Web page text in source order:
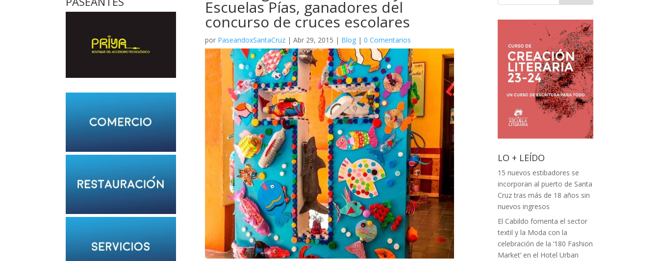
Escuelas Pías, ganadores del
concurso de cruces escolares
por PaseandoxSantaCruz| Abr 29, 2015 | Blog| 0 Comentarios
LO + LEÍDO
15 nuevos estibadores se
incorporan al puerto de Santa
Cruz tras más de 18 años sin
nuevos ingresos
El Cabildo fomenta el sector
textil y la Moda con la
celebración de la ‘180 Fashion
Market’ en el Hotel Urban